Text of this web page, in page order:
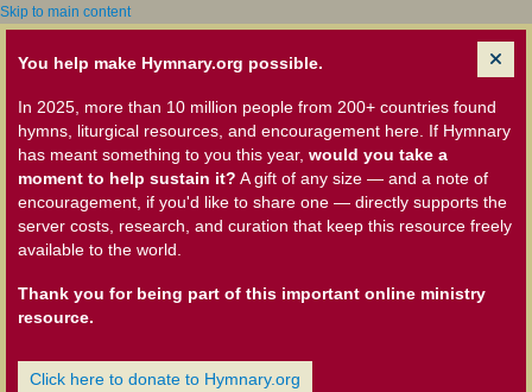
Skip to main content
You help make Hymnary.org possible.
In 2025, more than 10 million people from 200+ countries found
hymns, liturgical resources, and encouragement here. If Hymnary
has meant something to you this year, would you take a
moment to help sustain it? A gift of any size — and a note of
encouragement, if you'd like to share one — directly supports the
server costs, research, and curation that keep this resource freely
available to the world.
Thank you for being part of this important online ministry
resource.
Click here to donate to Hymnary.org